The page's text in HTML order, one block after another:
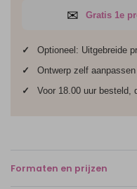
✉ Gratis 1e
✓ Optioneel: Uitgebreide
✓
Ontwerp zelf
✓
Voor 18.00 uur besteld,
Formaten en prijzen